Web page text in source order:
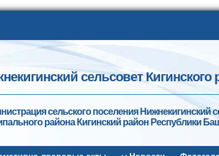
сельсовет Кигинского
сельского поселения Нижнекигинский
района Кигинский район Республики